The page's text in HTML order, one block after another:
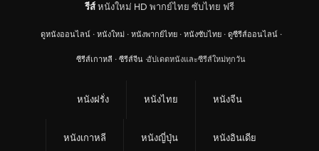
รีส์หนังใหม่ HD พากย์ไทย ซับไทย ฟรี
ดูหนังออนไลน์ · หนังใหม่ · หนังพากย์ไทย · หนังซับไทย · ดูซีรีส์ออนไลน์ ·
ซีรีส์เกาหลี · ซีรีส์จีน ·อัปเดตหนังและซีรีส์ใหม่ทุกวัน
หนังฝรั่ง หนังไทย หนังจีน
หนังเกาหลี หนังญี่ปุ่น หนังอินเดีย